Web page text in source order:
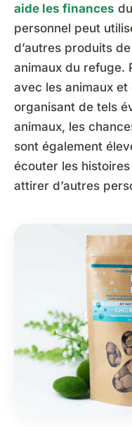
aide les finances
personnel peut
d’autres produits
animaux du refuge.
avec les animaux
organisant de tels
animaux, les
sont également
écouter les
attirer d’autres